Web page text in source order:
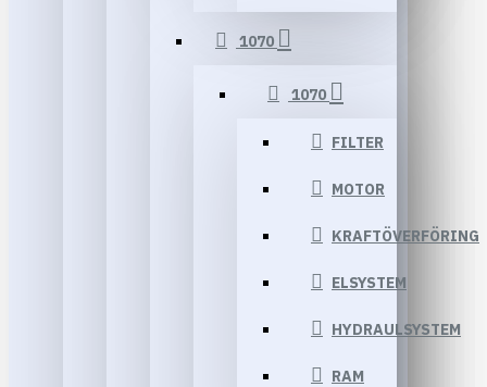
1070
1070
FILTER
MOTOR
KRAFTÖVERFÖRING
ELSYSTEM
HYDRAULSYSTEM
RAM